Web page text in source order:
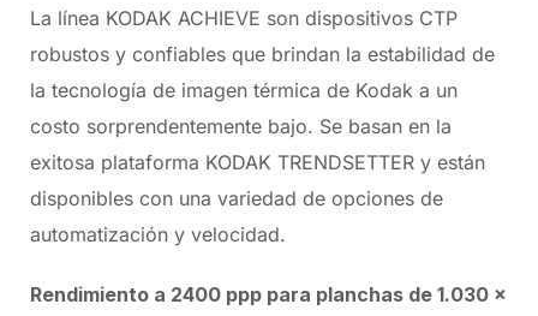
La línea KODAK ACHIEVE son dispositivos CTP
robustos y confiables que brindan la estabilidad de
la tecnología de imagen térmica de Kodak a un
costo sorprendentemente bajo. Se basan en la
exitosa plataforma KODAK TRENDSETTER y están
disponibles con una variedad de opciones de
automatización y velocidad.
Rendimiento a 2400 ppp para planchas de 1.030 x